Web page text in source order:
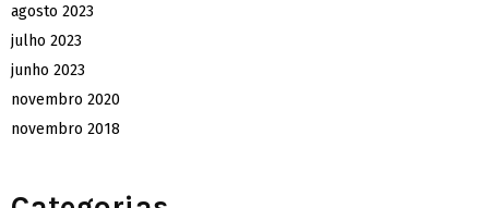
agosto 2023
julho 2023
junho 2023
novembro 2020
novembro 2018